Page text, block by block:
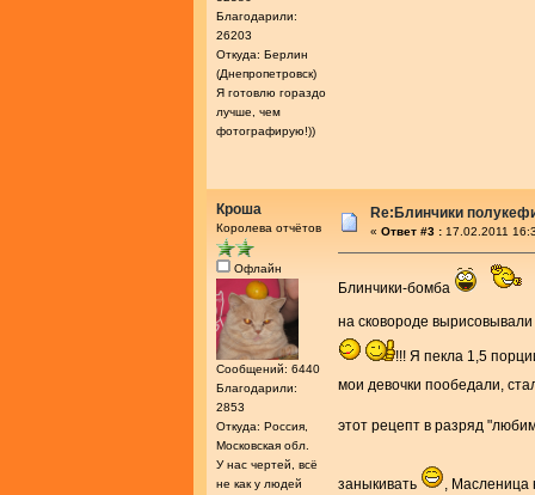
Благодарили:
26203
Откуда: Берлин
(Днепропетровск)
Я готовлю гораздо
лучше, чем
фотографирую!))
Кроша
Королева отчётов
Офлайн
Сообщений: 6440
Благодарили:
2853
Откуда: Россия,
Московская обл.
У нас чертей, всё
не как у людей
Re:Блинчики
« Ответ #3 : 17.02.2011
Блинчики-бомба
на сковороде вырисовывали
!!! Я пекла 1,5
мои девочки пообедали,
этот рецепт в разряд
заныкивать , Масленица